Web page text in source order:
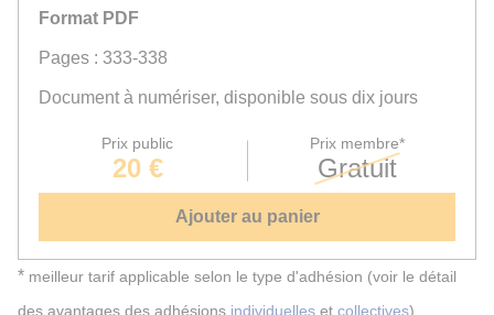
Format PDF
Pages : 333-338
Document à numériser, disponible sous dix jours
Prix public
20 €
Prix membre*
Gratuit
Ajouter au panier
* meilleur tarif applicable selon le type d'adhésion (voir le détail
des avantages des adhésions individuelles et collectives)